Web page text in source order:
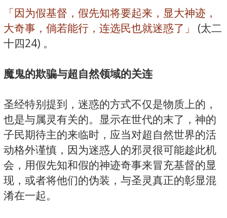
「因为假基督，假先知将要起来，显大神迹，
大奇事，倘若能行，连选民也就迷惑了」
(太二
十四24) 。
魔鬼的欺骗与超自然领域的关连
圣经特别提到，迷惑的方式不仅是物质上的，
也是与属灵有关的。显示在世代的末了，神的
子民期待主的来临时，应当对超自然世界的活
动格外谨慎，因为迷惑人的邪灵很可能趁此机
会，用假先知和假的神迹奇事来冒充基督的显
现，或者将他们的伪装，与圣灵真正的彰显混
淆在一起。